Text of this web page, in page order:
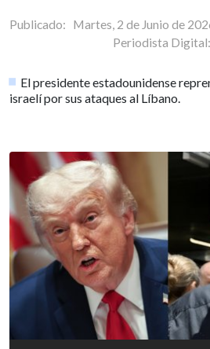
Publicado: Martes, 2 de Junio de
Periodista Digital:
El presidente estadounidense
israelí por sus ataques al Líbano.